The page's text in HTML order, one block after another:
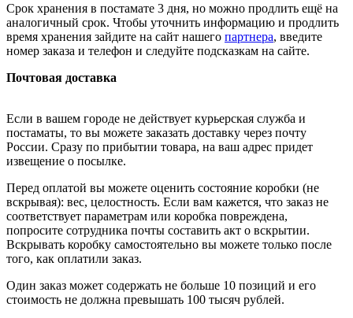
Срок хранения в постамате 3 дня, но можно продлить ещё на
аналогичный срок. Чтобы уточнить информацию и продлить
время хранения зайдите на сайт нашего партнера, введите
номер заказа и телефон и следуйте подсказкам на сайте.
Почтовая доставка
Если в вашем городе не действует курьерская служба и
постаматы, то вы можете заказать доставку через почту
России. Сразу по прибытии товара, на ваш адрес придет
извещение о посылке.
Перед оплатой вы можете оценить состояние коробки (не
вскрывая): вес, целостность. Если вам кажется, что заказ не
соответствует параметрам или коробка повреждена,
попросите сотрудника почты составить акт о вскрытии.
Вскрывать коробку самостоятельно вы можете только после
того, как оплатили заказ.
Один заказ может содержать не больше 10 позиций и его
стоимость не должна превышать 100 тысяч рублей.